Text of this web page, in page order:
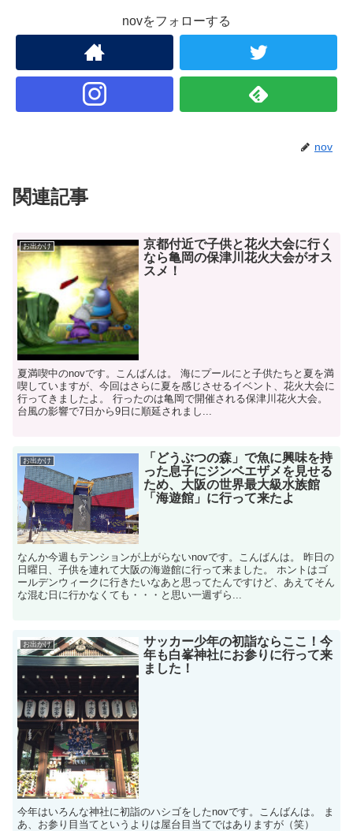
novをフォローする
nov
関連記事
お出かけ
京都付近で子供と花火大会に行く
なら亀岡の保津川花火大会がオス
スメ！
夏満喫中のnovです。こんばんは。 海にプールにと子供たちと夏を満
喫していますが、今回はさらに夏を感じさせるイベント、花火大会に
行ってきましたよ。 行ったのは亀岡で開催される保津川花火大会。
台風の影響で7日から9日に順延されまし...
お出かけ
「どうぶつの森」で魚に興味を持
った息子にジンベエザメを見せる
ため、大阪の世界最大級水族館
「海遊館」に行って来たよ
なんか今週もテンションが上がらないnovです。こんばんは。 昨日の
日曜日、子供を連れて大阪の海遊館に行って来ました。 ホントはゴ
ールデンウィークに行きたいなあと思ってたんですけど、あえてそん
な混む日に行かなくても・・・と思い一週ずら...
お出かけ
サッカー少年の初詣ならここ！今
年も白峯神社にお参りに行って来
ました！
今年はいろんな神社に初詣のハシゴをしたnovです。こんばんは。 ま
あ、お参り目当てというよりは屋台目当てではありますが（笑）